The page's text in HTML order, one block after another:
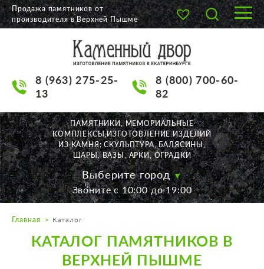
О КОМПАНИИ
НАШИ РАБОТЫ
АКЦИИ
ДОСТАВКА
КОНТАКТЫ
K2532513@yandex.ru
Пн. — Пт. с 10:00 до 19:00
Суббота с 11:00 до 17:00
Воскресенье по договор.
Продажа памятников от
производителя в Верхней Пышме
8 (963) 275-25-
13
8 (800) 700-60-
82
ПАМЯТНИКИ, МЕМОРИАЛЬНЫЕ
КОМПЛЕКСЫ,ИЗГОТОВЛЕНИЕ ИЗДЕЛИЙ
ИЗ КАМНЯ: СКУЛЬПТУРА, БАЛЯСИНЫ,
ШАРЫ, ВАЗЫ, АРКИ, ОГРАДКИ
Выберите город
Звоните с 10:00 до 19:00
Главная Каталог
КАТАЛОГ ПАМЯТНИКОВ В
ВЕРХНЕЙ ПЫШМЕ